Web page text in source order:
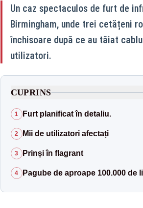
Un caz spectaculos de furt de
Birmingham, unde trei cetățeni
închisoare după ce au tăiat
utilizatori.
CUPRINS
1 Furt planificat în detaliu.
2 Mii de utilizatori afectați
3 Prinși în flagrant
4 Pagube de aproape 100.000 de